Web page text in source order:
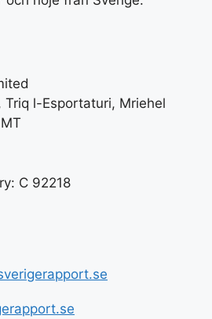
Triq l-Esportaturi, Mriehel
C 92218